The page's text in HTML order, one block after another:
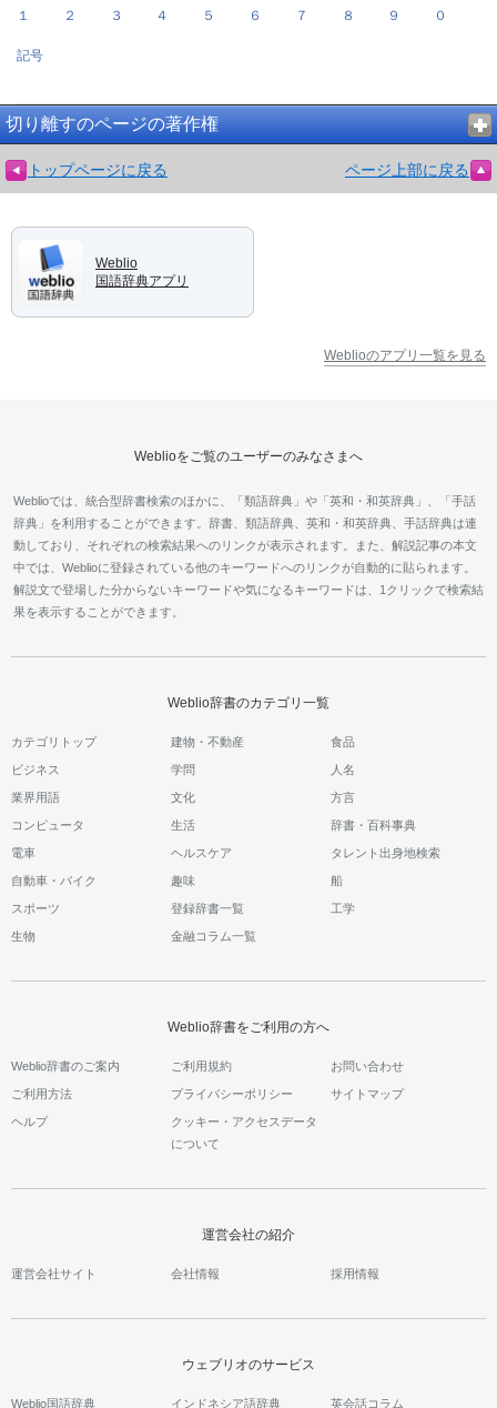
１ ２ ３ ４ ５ ６ ７ ８ ９ ０
記号
切り離すのページの著作権
トップページに戻る ページ上部に戻る
Weblio
国語辞典アプリ
Weblioのアプリ一覧を見る
Weblioをご覧のユーザーのみなさまへ
Weblioでは、統合型辞書検索のほかに、「類語辞典」や「英和・和英辞典」、「手話
辞典」を利用することができます。辞書、類語辞典、英和・和英辞典、手話辞典は連
動しており、それぞれの検索結果へのリンクが表示されます。また、解説記事の本文
中では、Weblioに登録されている他のキーワードへのリンクが自動的に貼られます。
解説文で登場した分からないキーワードや気になるキーワードは、1クリックで検索結
果を表示することができます。
Weblio辞書のカテゴリ一覧
カテゴリトップ 建物・不動産 食品
ビジネス 学問 人名
業界用語 文化 方言
コンピュータ 生活 辞書・百科事典
電車 ヘルスケア タレント出身地検索
自動車・バイク 趣味 船
スポーツ 登録辞書一覧 工学
生物 金融コラム一覧
Weblio辞書をご利用の方へ
Weblio辞書のご案内 ご利用規約 お問い合わせ
ご利用方法 プライバシーポリシー サイトマップ
ヘルプ
クッキー・アクセスデータ
について
運営会社の紹介
運営会社サイト 会社情報 採用情報
ウェブリオのサービス
Weblio国語辞典 インドネシア語辞典 英会話コラム